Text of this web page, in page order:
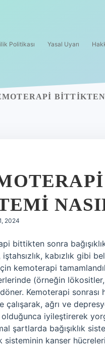
Politikası Yasal Uyarı
2024
bittikten sonra
iştahsızlık, kabızlık
için kemoterapi
(örneğin
Kemoterapi
çalışarak, ağrı ve
iyileştirerek
şartlarda bağışıklık
sisteminin kanser